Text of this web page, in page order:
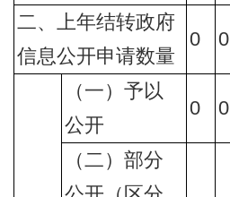
二、上年结转政府
信息公开申请数量
0 0
（一）予以
公开
0 0
（二）部分